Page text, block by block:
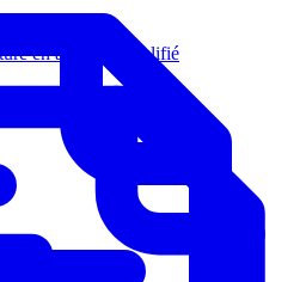
en acheteur qualifié